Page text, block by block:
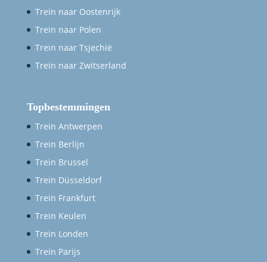
Trein naar Oostenrijk
Trein naar Polen
Trein naar Tsjechië
Trein naar Zwitserland
Topbestemmingen
Trein Antwerpen
Trein Berlijn
Trein Brussel
Trein Düsseldorf
Trein Frankfurt
Trein Keulen
Trein Londen
Trein Parijs